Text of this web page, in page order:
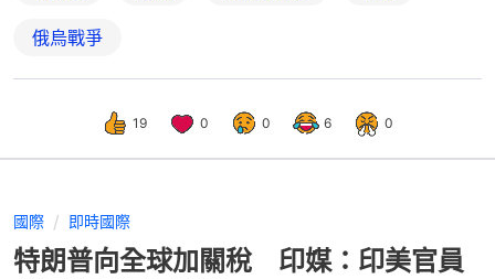
俄烏戰爭
19 0 0 6 0
國際 即時國際
特朗普向全球加關稅 印媒：印美官員